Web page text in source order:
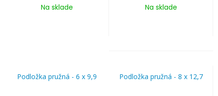
Na sklade Na sklade
Podložka pružná - 6 x 9,9 Podložka pružná - 8 x 12,7